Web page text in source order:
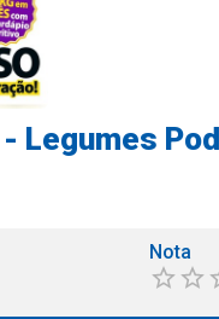
Legumes
Nota